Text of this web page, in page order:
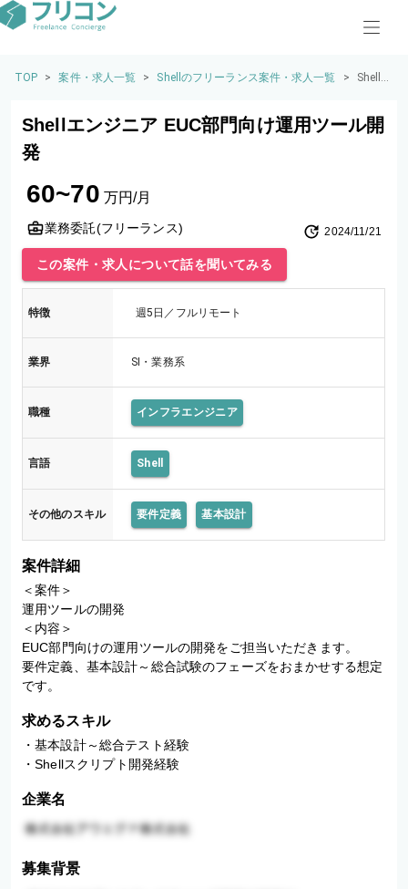
TOP > 案件・求人一覧 > Shellのフリーランス案件・求人一覧 >
Shell
UC部
Shellエンジニア EUC部門向け運用ツール開
発
60~70 万円/月
業務委託(フリーランス) 2024/11/21
この案件・求人について話を聞いてみる
特徴 週5日／フルリモート
業界 SI・業務系
職種 インフラエンジニア
言語 Shell
その他のスキル 要件定義 基本設計
案件詳細
＜案件＞
運用ツールの開発
＜内容＞
EUC部門向けの運用ツールの開発をご担当いただきます。
要件定義、基本設計～総合試験のフェーズをおまかせする想定
です。
求めるスキル
・基本設計～総合テスト経験
・Shellスクリプト開発経験
企業名
募集背景